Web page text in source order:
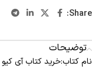
Share:
توضیحات
نام کتاب:خرید کتاب آی کیو iQ دین و زندگی جامع کنکور 1401 نشر گاج